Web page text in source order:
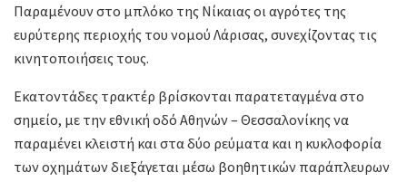
Παραμένουν στο μπλόκο της Νίκαιας οι αγρότες της
ευρύτερης περιοχής του νομού Λάρισας, συνεχίζοντας τις
κινητοποιήσεις τους.
Εκατοντάδες τρακτέρ βρίσκονται παρατεταγμένα στο
σημείο, με την εθνική οδό Αθηνών – Θεσσαλονίκης να
παραμένει κλειστή και στα δύο ρεύματα και η κυκλοφορία
των οχημάτων διεξάγεται μέσω βοηθητικών παράπλευρων